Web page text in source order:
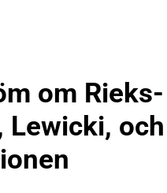
om Rieks-
Lewicki, och